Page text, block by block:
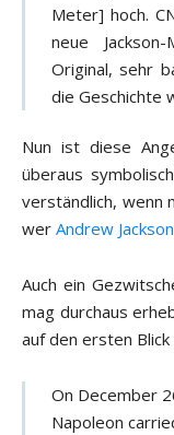
Meter] hoch.
neue
Original, sehr
die Geschichte
Nun ist diese
überaus
verständlich, wenn
wer Andrew Jackson
Auch ein
mag durchaus
auf den ersten
On December
Napoleon